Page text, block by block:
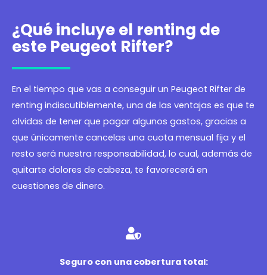
¿Qué incluye el renting de
este Peugeot Rifter?
En el tiempo que vas a conseguir un Peugeot Rifter de
renting indiscutiblemente, una de las ventajas es que te
olvidas de tener que pagar algunos gastos, gracias a
que únicamente cancelas una cuota mensual fija y el
resto será nuestra responsabilidad, lo cual, además de
quitarte dolores de cabeza, te favorecerá en
cuestiones de dinero.
Seguro con una cobertura total: